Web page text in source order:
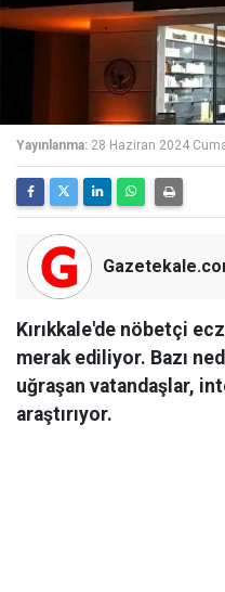
Yayınlanma: 28 Haziran 2024
Kırıkkale'de nöbetçi
merak ediliyor. Bazı
uğraşan vatandaşlar,
araştırıyor.